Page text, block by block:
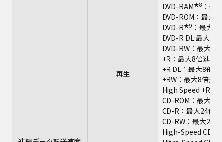
再生
DVD-RAM★8 ：最
DVD-ROM：最大8
DVD-R★9 ：最大8
DVD-R DL:最大8
DVD-RW：最大8
+R：最大8倍速
+R DL：最大8倍速
+RW：最大8倍速
High Speed +RW
CD-ROM：最大24
CD-R：最大24倍速
CD-RW：最大24
High-Speed CD-